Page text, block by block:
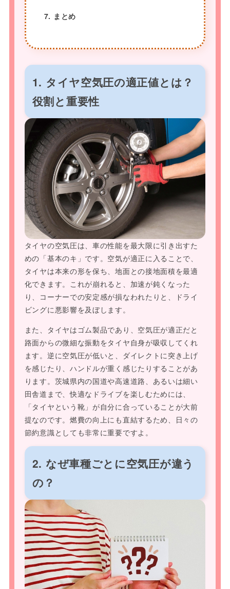
7. まとめ
1. タイヤ空気圧の適正値とは？
役割と重要性
タイヤの空気圧は、車の性能を最大限に引き出すた
めの「基本のキ」です。空気が適正に入ることで、
タイヤは本来の形を保ち、地面との接地面積を最適
化できます。これが崩れると、加速が鈍くなった
り、コーナーでの安定感が損なわれたりと、ドライ
ビングに悪影響を及ぼします。
また、タイヤはゴム製品であり、空気圧が適正だと
路面からの微細な振動をタイヤ自身が吸収してくれ
ます。逆に空気圧が低いと、ダイレクトに突き上げ
を感じたり、ハンドルが重く感じたりすることがあ
ります。茨城県内の国道や高速道路、あるいは細い
田舎道まで、快適なドライブを楽しむためには、
「タイヤという靴」が自分に合っていることが大前
提なのです。燃費の向上にも直結するため、日々の
節約意識としても非常に重要ですよ。
2. なぜ車種ごとに空気圧が違う
の？